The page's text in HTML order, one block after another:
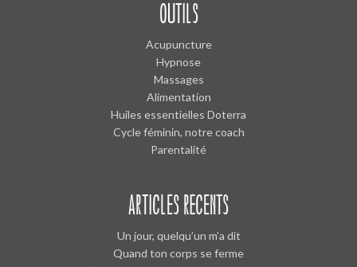
OUTILS
Acupuncture
Hypnose
Massages
Alimentation
Huiles essentielles Doterra
Cycle féminin, notre coach
Parentalité
ARTICLES RÉCENTS
Un jour, quelqu’un m’a dit
Quand ton corps se ferme